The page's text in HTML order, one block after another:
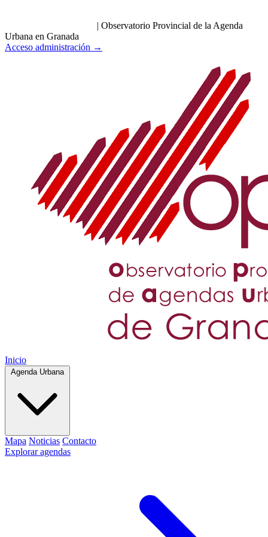
| Observatorio Provincial de la Agenda
Urbana en Granada
Acceso administración →
Inicio
Agenda Urbana
Mapa Noticias Contacto
Explorar agendas